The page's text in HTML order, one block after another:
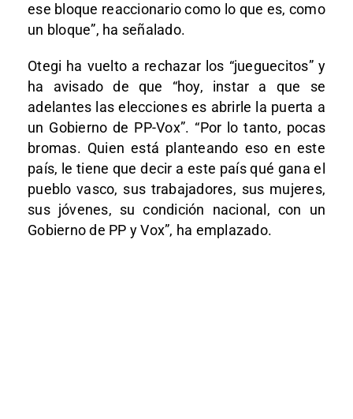
ese bloque reaccionario como lo que es, como
un bloque”, ha señalado.
Otegi ha vuelto a rechazar los “jueguecitos” y
ha avisado de que “hoy, instar a que se
adelantes las elecciones es abrirle la puerta a
un Gobierno de PP-Vox”. “Por lo tanto, pocas
bromas. Quien está planteando eso en este
país, le tiene que decir a este país qué gana el
pueblo vasco, sus trabajadores, sus mujeres,
sus jóvenes, su condición nacional, con un
Gobierno de PP y Vox”, ha emplazado.